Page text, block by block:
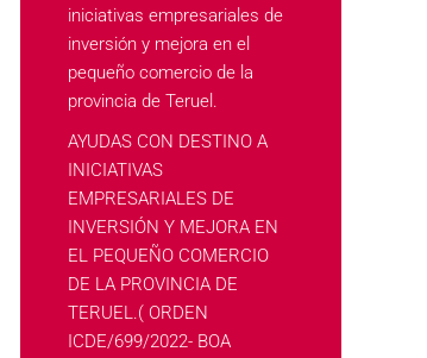
iniciativas empresariales de
inversión y mejora en el
pequeño comercio de la
provincia de Teruel.
AYUDAS CON DESTINO A
INICIATIVAS
EMPRESARIALES DE
INVERSIÓN Y MEJORA EN
EL PEQUEÑO COMERCIO
DE LA PROVINCIA DE
TERUEL.( ORDEN
ICDE/699/2022- BOA